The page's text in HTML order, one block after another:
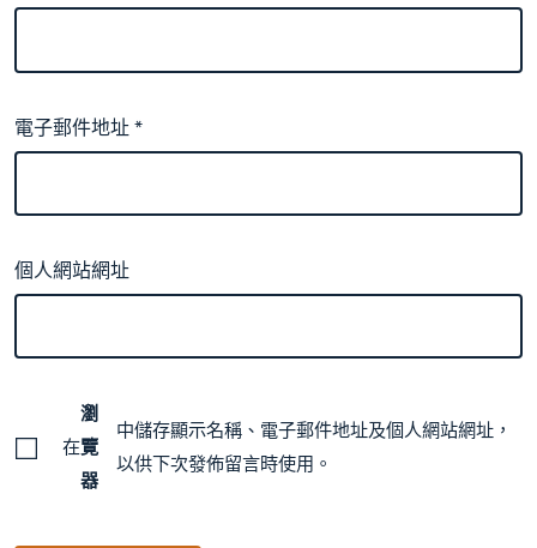
電子郵件地址*
個人網站網址
在
瀏
覽
器
中儲存顯示名稱、電子郵件地址及個人網站網址，
以供下次發佈留言時使用。